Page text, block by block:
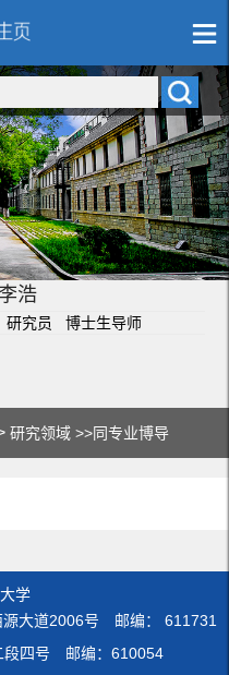
李浩
研究员 博士生导师
研究领域 >>同专业博导
学
源大道2006号 邮编： 611731
段四号 邮编：610054